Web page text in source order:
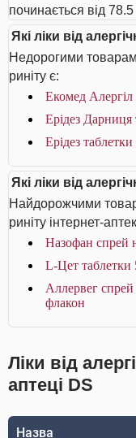
починається від 78.5
Які ліки від
Недорогими
риніту є:
Екомед
Ерідез
Ерідез
Які ліки від
Найдорожчими
риніту інтернет-
Назофан спрей
L-Цет
Аллервег спрей
флакон
Ліки від
аптеці DS
Назва